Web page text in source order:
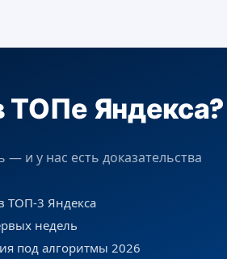
ТОПе Яндекса?
и у нас есть доказательства
ТОП-3 Яндекса
недель
под алгоритмы 2026